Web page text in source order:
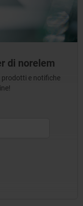
di norelem
prodotti e notifiche